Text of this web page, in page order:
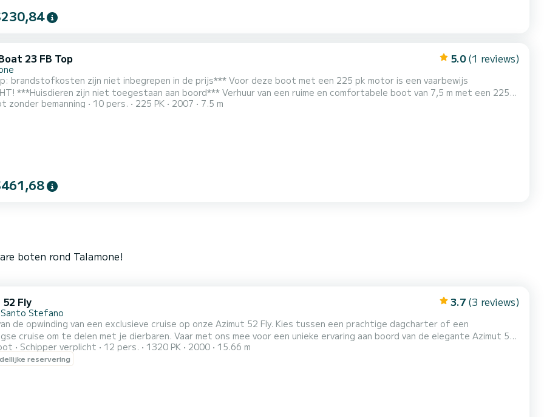
23 FB Top 5.0 (1 reviews)
zijn niet inbegrepen in de prijs*** Voor deze boot met een 225 pk motor is een vaarbewijs
boot van 7,5 m met een 225
capaciteit: 10 personen, de boot is uitgerust met dubbele ligplaatsen aan zowel de
zonder bemanning 10 pers. 225 PK 2007 7.5 m
boten rond Talamone!
Fly 3.7 (3 reviews)
Stefano
de opwinding van een exclusieve cruise op onze Azimut 52 Fly. Kies tussen een prachtige dagcharter of een
cruise om te delen met je dierbaren. Vaar met ons mee voor een unieke ervaring aan boord van de elegante Azimut 52
van klasse ontworpen voor degenen die de zee willen ervaren met stijl, comfort en vrijheid. Om je te begeleiden in dit
een ervaren, vriendelijke en altijd beschikbare bemanning, bestaande uit onze kapitein en matroos, klaar om je me...
Schipper verplicht 12 pers. 1320 PK 2000 15.66 m
reservering